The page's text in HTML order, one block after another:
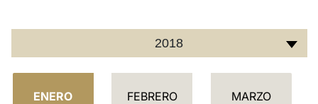
2018
C
ENERO FEBRERO MARZO